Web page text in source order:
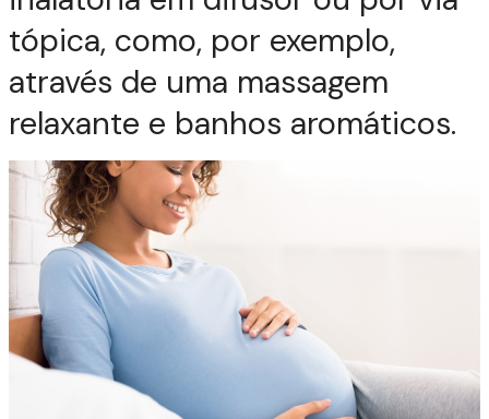
tópica, como, por exemplo,
através de uma massagem
relaxante e banhos aromáticos.